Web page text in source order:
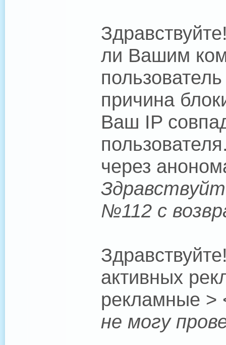
ли Вашим
причина
Ваш IP
через
№112 с
активных
рекламные >
не могу